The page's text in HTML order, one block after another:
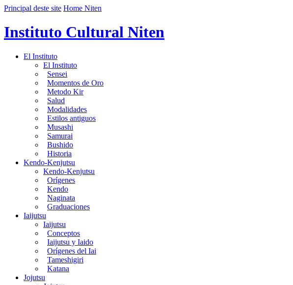
Principal deste site Home Niten
Instituto Cultural Niten
El Instituto
El Instituto
Sensei
Momentos de Oro
Metodo Kir
Salud
Modalidades
Estilos antiguos
Musashi
Samurai
Bushido
Historia
Kendo-Kenjutsu
Kendo-Kenjutsu
Orígenes
Kendo
Naginata
Graduaciones
Iaijutsu
Iaijutsu
Conceptos
Iaijutsu y Iaido
Orígenes del Iai
Tameshigiri
Katana
Jojutsu